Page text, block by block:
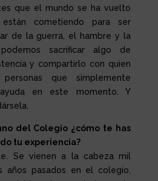
que el mundo se ha vuelto
cometiendo para ser
de la guerra, el hambre y la
sacrificar algo de
y compartirlo con quien
que simplemente
en este momento. Y
del Colegio ¿cómo te has
tu experiencia?
Se vienen a la cabeza mil
años pasados en el colegio.